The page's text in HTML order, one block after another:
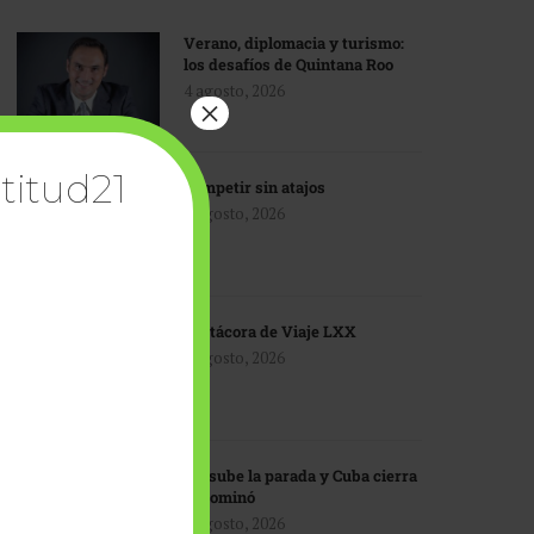
Verano, diplomacia y turismo:
los desafíos de Quintana Roo
4 agosto, 2026
Competir sin atajos
4 agosto, 2026
Bitácora de Viaje LXX
3 agosto, 2026
EU sube la parada y Cuba cierra
el dominó
3 agosto, 2026
×